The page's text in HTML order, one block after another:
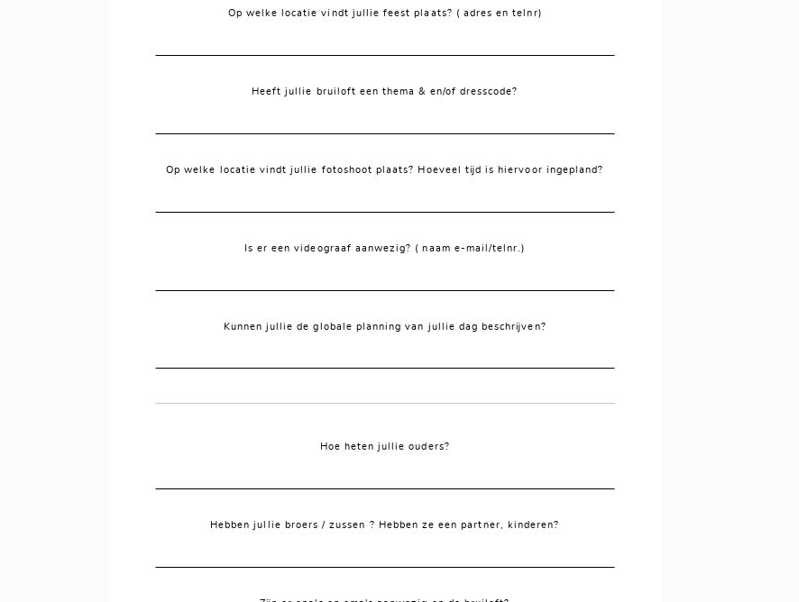
Op welke locatie vindt jullie feest plaats? ( adres en telnr)
Heeft jullie bruiloft een thema & en/of dresscode?
Op welke locatie vindt jullie fotoshoot plaats? Hoeveel tijd is hiervoor ingepland?
Is er een videograaf aanwezig? ( naam e-mail/telnr.)
Kunnen jullie de globale planning van jullie dag beschrijven?
Hoe heten jullie ouders?
Hebben jullie broers / zussen ? Hebben ze een partner, kinderen?